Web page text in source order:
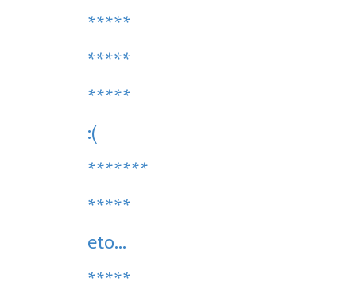
*****
*****
*****
:(
*******
*****
eto...
*****